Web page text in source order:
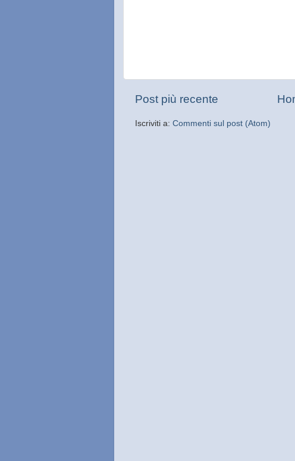
Post più recente
Iscriviti a: Commenti sul post (Atom)